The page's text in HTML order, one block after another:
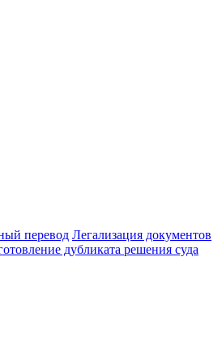
перевод Легализация документов
дубликата решения суда